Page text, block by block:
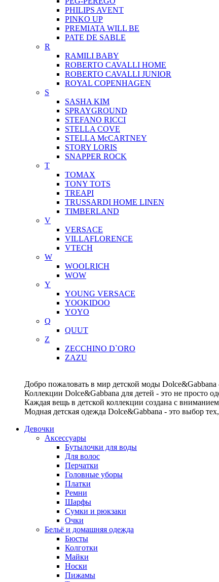
PHILIPS AVENT
PINKO UP
PREMIATA WILL BE
PATE DE SABLE
R
RAMILI BABY
ROBERTO CAVALLI HOME
ROBERTO CAVALLI JUNIOR
ROYAL COPENHAGEN
S
SASHA KIM
SPRAYGROUND
STEFANO RICCI
STELLA COVE
STELLA McCARTNEY
STORY LORIS
SNAPPER ROCK
T
TOMAX
TONY TOTS
TREAPI
TRUSSARDI HOME LINEN
TIMBERLAND
V
VERSACE
VILLAFLORENCE
VTECH
W
WOOLRICH
WOW
Y
YOUNG VERSACE
YOOKIDOO
YOYO
Q
QUUT
Z
ZECCHINO D`ORO
ZAZU
Добро пожаловать в мир детской моды Dolce&Gabbana
Коллекции Dolce&Gabbana для детей - это не просто
Каждая вещь в детской коллекции создана с
Модная детская одежда Dolce&Gabbana - это выбор
Девочки
Аксессуары
Бутылочки для воды
Для волос
Перчатки
Головные уборы
Платки
Ремни
Шарфы
Сумки и рюкзаки
Очки
Бельё и домашняя одежда
Бюсты
Колготки
Майки
Носки
Пижамы